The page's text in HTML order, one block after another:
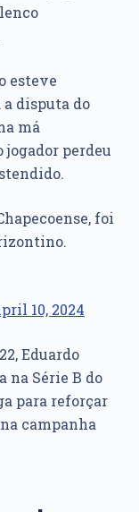
esteve
a disputa do
má
jogador perdeu
foi
10, 2024
Eduardo
na Série B do
para reforçar
campanha